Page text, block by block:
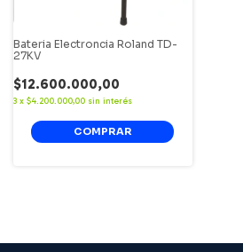
Bateria Electroncia Roland TD-
27KV
$12.600.000,00
3 x $4.200.000,00 sin interés